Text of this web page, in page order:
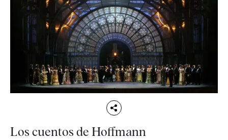
Los cuentos de Hoffmann